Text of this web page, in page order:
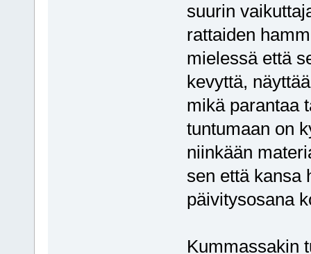
suurin
rattaiden
mielessä että
kevyttä,
mikä parantaa
tuntumaan on
niinkään
sen että kansa
päivitysosana
Kummassakin